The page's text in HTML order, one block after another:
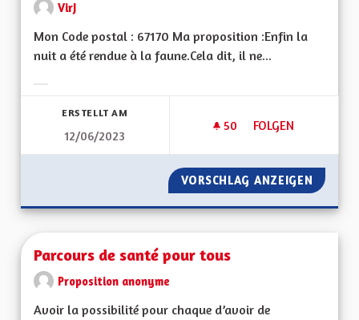
VirJ
Mon Code postal : 67170 Ma proposition :Enfin la
nuit a été rendue à la faune.Cela dit, il ne...
ERSTELLT AM
12/06/2023
50 50 FOLLOWER
FOLGEN
DES LUMINAIRES
VORSCHLAG ANZEIGEN DES
Parcours de santé pour tous
Proposition anonyme
Avoir la possibilité pour chaque d’avoir de